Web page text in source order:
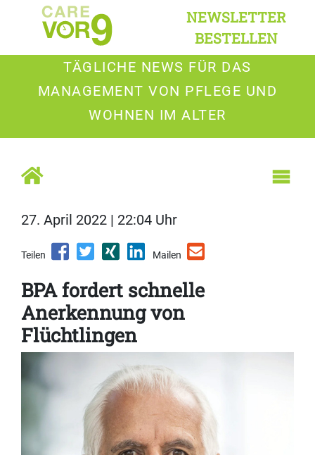
NEWSLETTER
BESTELLEN
TÄGLICHE NEWS FÜR DAS
MANAGEMENT VON PFLEGE UND
WOHNEN IM ALTER
27. April 2022 | 22:04 Uhr
Teilen Mailen
BPA fordert schnelle
Anerkennung von
Flüchtlingen